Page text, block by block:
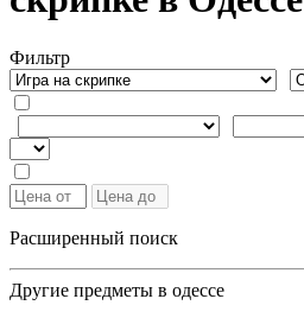
Фильтр
Расширенный поиск
Другие предметы в одессе